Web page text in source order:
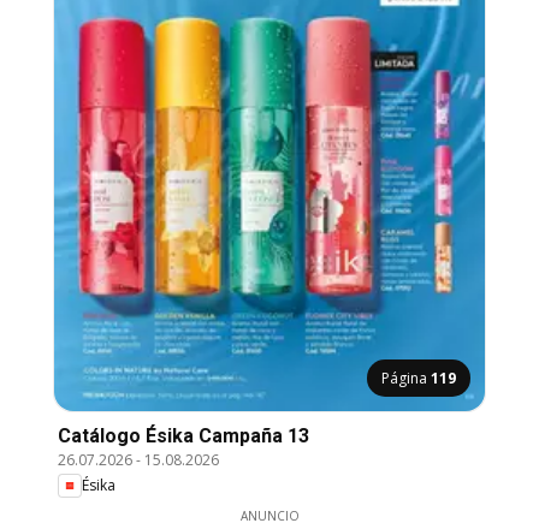
Página 119
Catálogo Ésika Campaña 13
26.07.2026- 15.08.2026
Ésika
ANUNCIO